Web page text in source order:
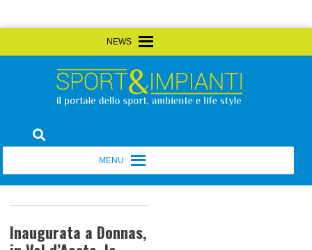
to
Sport&Impianti
Inaugurata a Donnas,